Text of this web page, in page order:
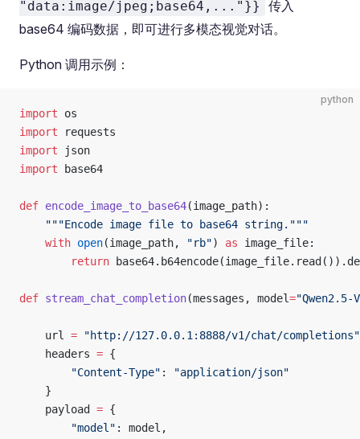
"data:image/jpeg;base64,..."}}
传入
base64 编码数据，即可进行多模态视觉对话。
Python 调用示例：
python
import os
import requests
import json
import base64
def encode_image_to_base64(image_path):
    """Encode image file to base64 string."""
    with
open(image_path, "rb") as image_file:
        return
def stream_chat_completion(messages, model="Qwen2.5-
    url
= "http://127.0.0.1:8888/v1/chat/completions"
    headers
= {
        "Content-Type"
:
"application/json"
    }
    payload
= {
        "model"
: model,